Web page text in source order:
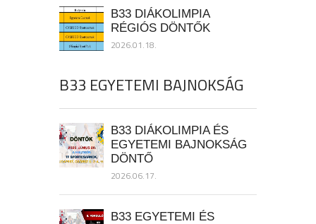
B33 DIÁKOLIMPIA
RÉGIÓS DÖNTŐK
2026.01.18.
B33 EGYETEMI BAJNOKSÁG
B33 DIÁKOLIMPIA ÉS
EGYETEMI BAJNOKSÁG
DÖNTŐ
2026.06.17.
B33 EGYETEMI ÉS